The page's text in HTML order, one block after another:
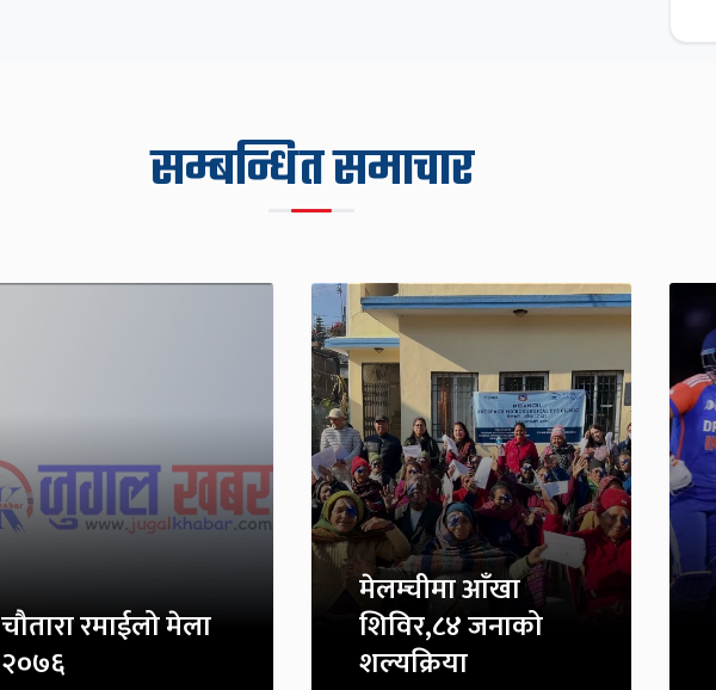
सम्बन्धित समाचार
चौतारा रमाईलो मेला
२०७६
मेलम्चीमा आँखा
शिविर,८४ जनाको
शल्यक्रिया